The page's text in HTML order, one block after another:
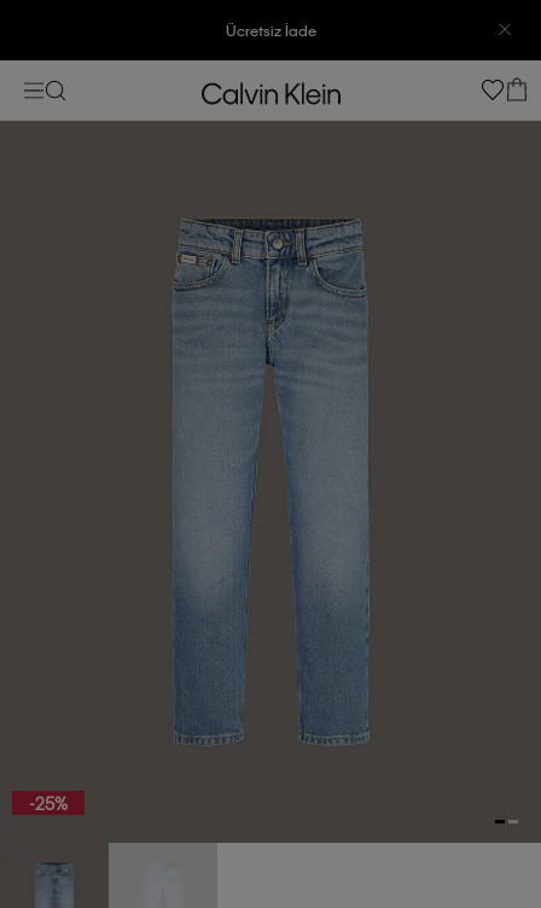
Ücretsiz İade
3500 TL Üzeri Ücretsiz Kargo
7500 TL Ve Üzeri Alışverişlerinizde 6 Taksit İmkanı
-25%